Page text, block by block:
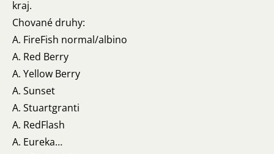
kraj.
Chované druhy:
A. FireFish normal/albino
A. Red Berry
A. Yellow Berry
A. Sunset
A. Stuartgranti
A. RedFlash
A. Eureka